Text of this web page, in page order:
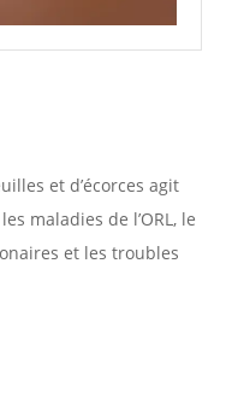
et d’écorces agit
maladies de l’ORL, le
et les troubles